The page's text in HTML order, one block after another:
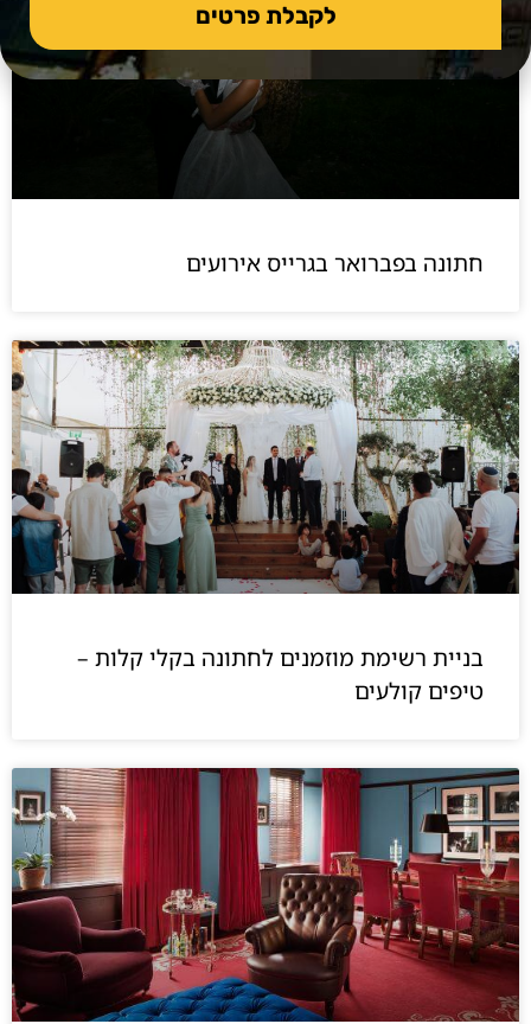
חתונה בפברואר בגרייס אירועים
בניית רשימת מוזמנים לחתונה בקלי קלות –
טיפים קולעים
לקבלת פרטים